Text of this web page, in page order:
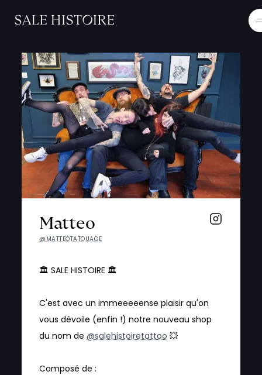
Matteo
@MATTEOTATOUAGE
🏛️ SALE HISTOIRE 🏛
C'est avec un immeeeeense plaisir qu'on
vous dévoile (enfin !) notre nouveau shop
du nom de@salehistoiretattoo 💥
Composé de :